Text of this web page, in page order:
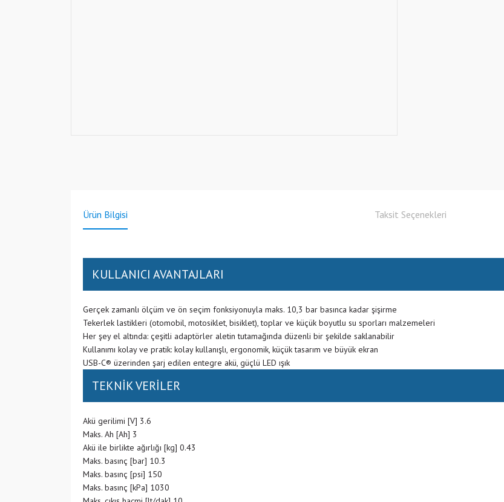
Ürün Bilgisi Taksit Seçenekleri
KULLANICI AVANTAJLARI
Gerçek zamanlı ölçüm ve ön seçim fonksiyonuyla maks. 10,3 bar basınca kadar şişirme
Tekerlek lastikleri (otomobil, motosiklet, bisiklet), toplar ve küçük boyutlu su sporları malzemeleri
Her şey el altında: çeşitli adaptörler aletin tutamağında düzenli bir şekilde saklanabilir
Kullanımı kolay ve pratik: kolay kullanışlı, ergonomik, küçük tasarım ve büyük ekran
USB-C® üzerinden şarj edilen entegre akü, güçlü LED ışık
TEKNİK VERİLER
Akü gerilimi [V] 3.6
Maks. Ah [Ah] 3
Akü ile birlikte ağırlığı [kg] 0.43
Maks. basınç [bar] 10.3
Maks. basınç [psi] 150
Maks. basınç [kPa] 1030